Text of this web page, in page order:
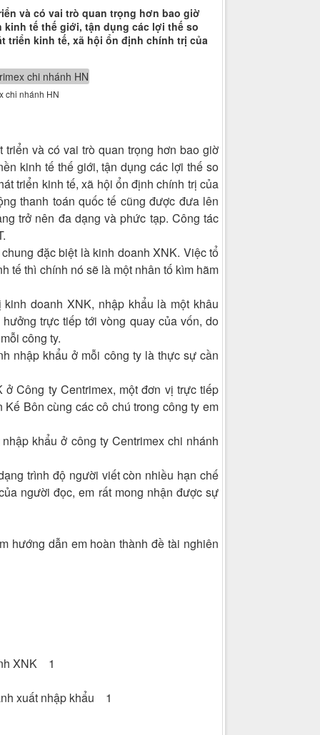
và có vai trò quan trọng hơn bao giờ
tế thế giới, tận dụng các lợi thế so
triển kinh tế, xã hội ổn định chính trị của
chi nhánh HN
và có vai trò quan trọng hơn bao giờ
kinh tế thế giới, tận dụng các lợi thế so
triển kinh tế, xã hội ổn định chính trị của
thanh toán quốc tế cũng được đưa lên
trở nên đa dạng và phức tạp. Công tác
đặc biệt là kinh doanh XNK. Việc tổ
tế thì chính nó sẽ là một nhân tố kìm hãm
doanh XNK, nhập khẩu là một khâu
trực tiếp tới vòng quay của vốn, do
công ty.
nhập khẩu ở mỗi công ty là thực sự cần
Công ty Centrimex, một đơn vị trực tiếp
Bôn cùng các cô chú trong công ty em
khẩu ở công ty Centrimex chi nhánh
trình độ người viết còn nhiều hạn chế
người đọc, em rất mong nhận được sự
hướng dẫn em hoàn thành đề tài nghiên
XNK 1
xuất nhập khẩu 1